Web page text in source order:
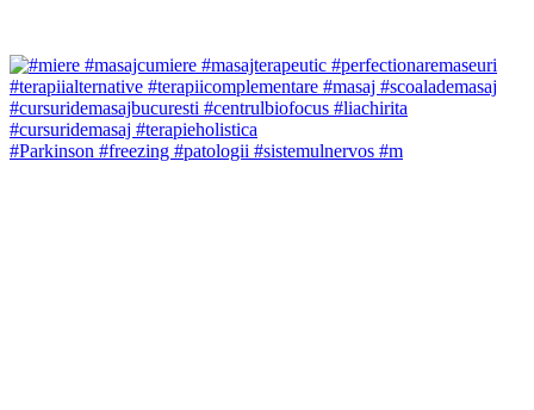
#Parkinson #freezing #patologii #sistemulnervos #m